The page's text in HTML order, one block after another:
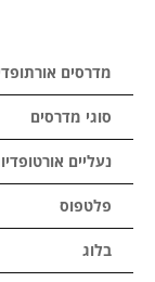
מדרסים
סוגי מדרסים
נעליים
פלטפוס
בלוג